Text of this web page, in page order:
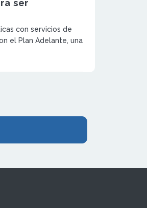
ser
con servicios de
el Plan Adelante, una
a terceos del